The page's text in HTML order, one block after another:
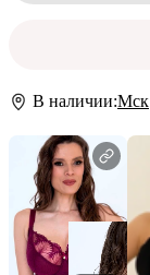
В наличии:Мск